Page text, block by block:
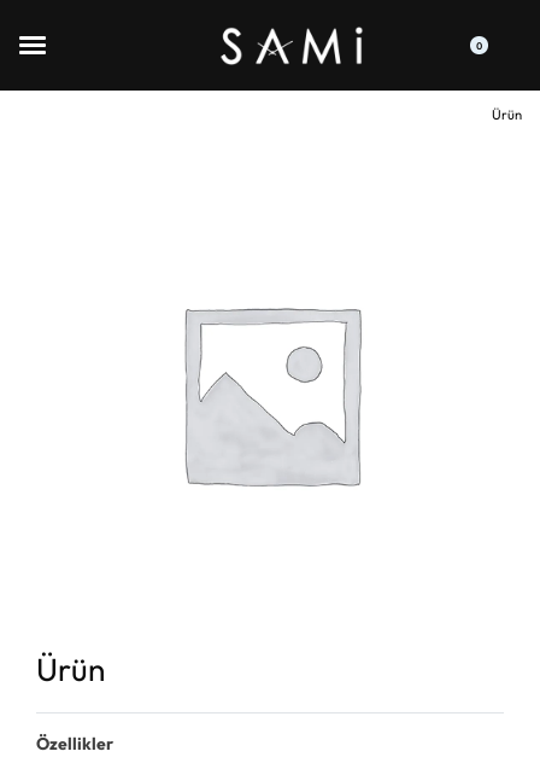
0
Ürün
Ürün
Özellikler